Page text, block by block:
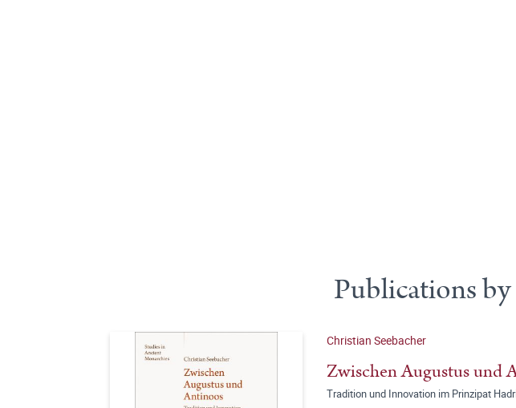
Publications
Christian Seebacher
Zwischen Augustus und
Tradition und Innovation im Prinzipat